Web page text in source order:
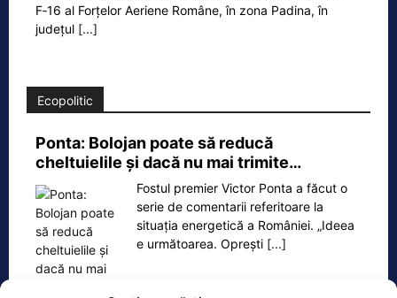
F‑16 al Forțelor Aeriene Române, în zona Padina, în
județul [...]
Ecopolitic
Ponta: Bolojan poate să reducă
cheltuielile şi dacă nu mai trimite…
Fostul premier Victor Ponta a făcut o
serie de comentarii referitoare la
situația energetică a României. „Ideea
e următoarea. Oprești [...]